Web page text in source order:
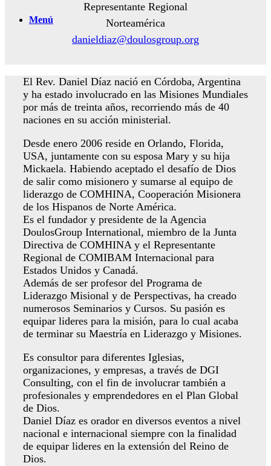
Menú
Representante Regional
Norteamérica
danieldiaz@doulosgroup.org
El Rev. Daniel Díaz nació en Córdoba, Argentina
y ha estado involucrado en las Misiones Mundiales
por más de treinta años, recorriendo más de 40
naciones en su acción ministerial.
Desde enero 2006 reside en Orlando, Florida,
USA, juntamente con su esposa Mary y su hija
Mickaela. Habiendo aceptado el desafío de Dios
de salir como misionero y sumarse al equipo de
liderazgo de COMHINA, Cooperación Misionera
de los Hispanos de Norte América.
Es el fundador y presidente de la Agencia
DoulosGroup International, miembro de la Junta
Directiva de COMHINA y el Representante
Regional de COMIBAM Internacional para
Estados Unidos y Canadá.
Además de ser profesor del Programa de
Liderazgo Misional y de Perspectivas, ha creado
numerosos Seminarios y Cursos. Su pasión es
equipar lideres para la misión, para lo cual acaba
de terminar su Maestría en Liderazgo y Misiones.
Es consultor para diferentes Iglesias,
organizaciones, y empresas, a través de DGI
Consulting, con el fin de involucrar también a
profesionales y emprendedores en el Plan Global
de Dios.
Daniel Díaz es orador en diversos eventos a nivel
nacional e internacional siempre con la finalidad
de equipar lideres en la extensión del Reino de
Dios.